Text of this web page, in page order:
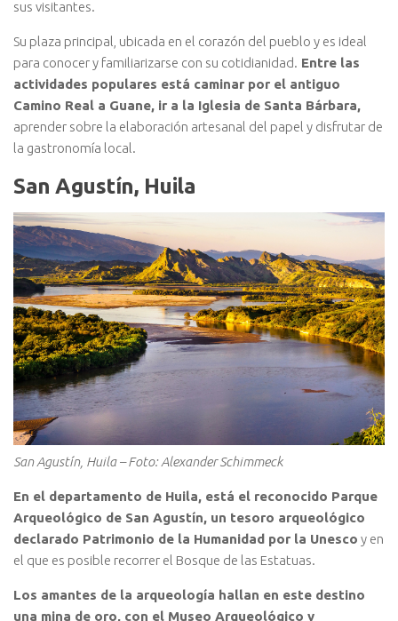
sus visitantes.
Su plaza principal, ubicada en el corazón del pueblo y es ideal
para conocer y familiarizarse con su cotidianidad. Entre las
actividades populares está caminar por el antiguo
Camino Real a Guane, ir a la Iglesia de Santa Bárbara,
aprender sobre la elaboración artesanal del papel y disfrutar de
la gastronomía local.
San Agustín, Huila
San Agustín, Huila – Foto: Alexander Schimmeck
En el departamento de Huila, está el reconocido Parque
Arqueológico de San Agustín, un tesoro arqueológico
declarado Patrimonio de la Humanidad por la Unesco y en
el que es posible recorrer el Bosque de las Estatuas.
Los amantes de la arqueología hallan en este destino
una mina de oro, con el Museo Arqueológico y